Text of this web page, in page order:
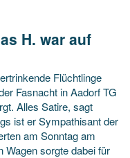
H. war auf
Flüchtlinge
Fasnacht in Aadorf TG
Alles Satire, sagt
ist er Sympathisant der
am Sonntag am
Wagen sorgte dabei für